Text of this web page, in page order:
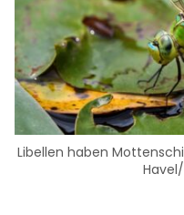
Libellen haben